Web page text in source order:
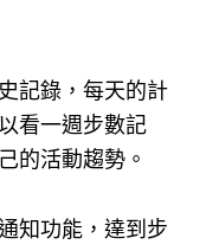
記錄，每天的計
看一週步數記
的活動趨勢。
知功能，達到步